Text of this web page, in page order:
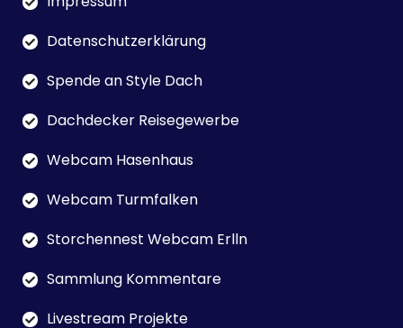
Datenschutzerklärung
Spende an Style Dach
Dachdecker Reisegewerbe
Webcam Hasenhaus
Webcam Turmfalken
Storchennest Webcam Erlln
Sammlung Kommentare
Livestream Projekte